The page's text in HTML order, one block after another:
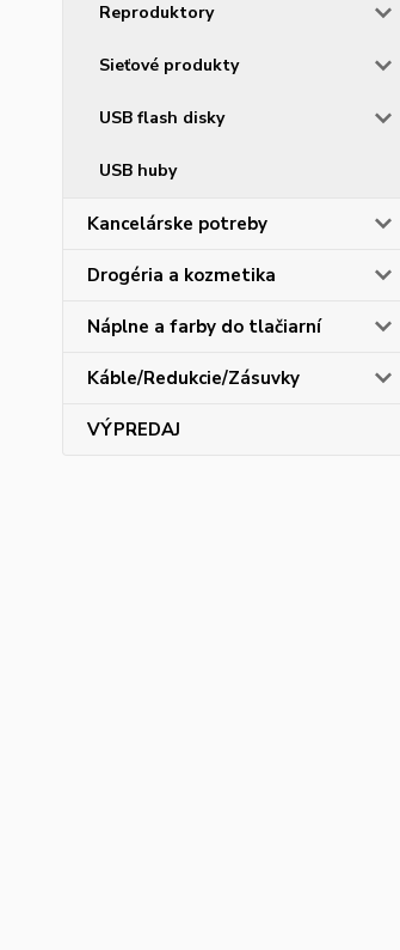
Reproduktory
Sieťové produkty
USB flash disky
USB huby
Kancelárske potreby
Drogéria a kozmetika
Náplne a farby do tlačiarní
Káble/Redukcie/Zásuvky
VÝPREDAJ